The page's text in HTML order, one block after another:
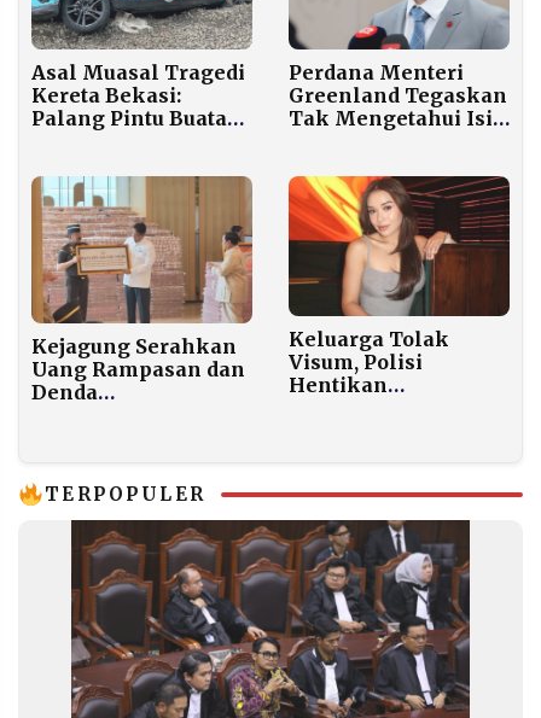
Asal Muasal Tragedi
Kereta Bekasi:
Palang Pintu Buatan
Perdana Menteri
Greenland Tegaskan
Tak Mengetahui Isi
Kejagung Serahkan
Uang Rampasan dan
Denda
Prabowo
Keluarga Tolak
Visum, Polisi
Hentikan
TERPOPULER